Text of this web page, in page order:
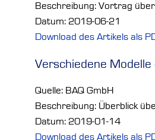
Beschreibung: Vortrag
Datum: 2019-06-21
Download des Artikels als
Verschiedene
Quelle: BAQ GmbH
Beschreibung: Überblick
Datum: 2019-01-14
Download des Artikels als